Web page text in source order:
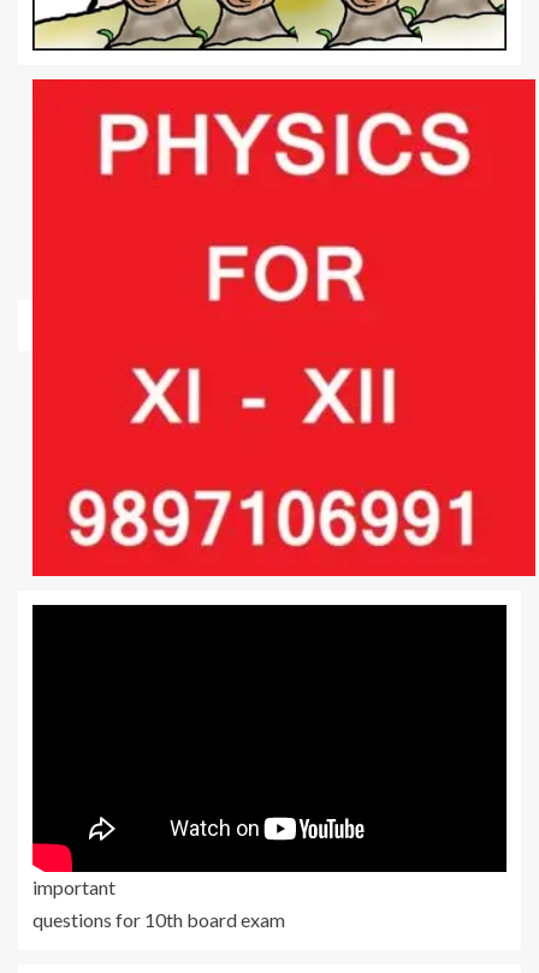
important
questions for 10th board exam